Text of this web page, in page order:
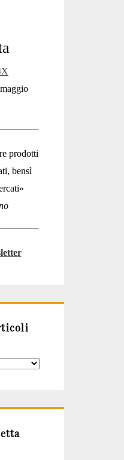
prodotti
bensì